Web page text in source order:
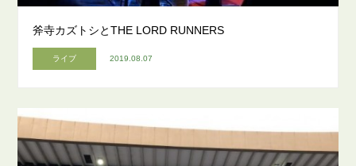
斧寺カズトシとTHE LORD RUNNERS
ライブ 2019.08.07